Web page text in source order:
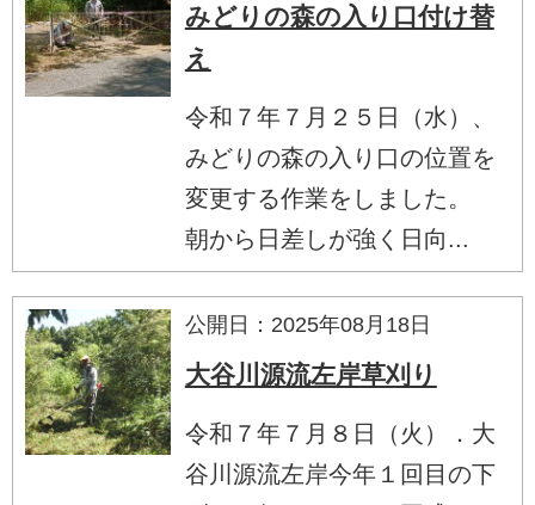
みどりの森の入り口付け替
え
令和７年７月２５日（水）、
みどりの森の入り口の位置を
変更する作業をしました。
朝から日差しが強く日向...
公開日：2025年08月18日
大谷川源流左岸草刈り
令和７年７月８日（火）．大
谷川源流左岸今年１回目の下